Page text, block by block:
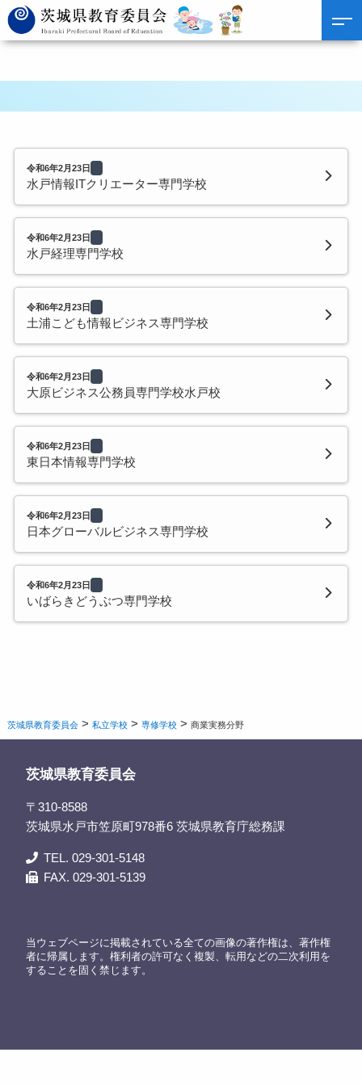
令和6年2月23日
水戸情報ITクリエーター専門学校
令和6年2月23日
水戸経理専門学校
令和6年2月23日
土浦こども情報ビジネス専門学校
令和6年2月23日
大原ビジネス公務員専門学校水戸校
令和6年2月23日
東日本情報専門学校
令和6年2月23日
日本グローバルビジネス専門学校
令和6年2月23日
いばらきどうぶつ専門学校
茨城県教育委員会 >私立学校 >専修学校 >商業実務分野
茨城県教育委員会
〒310-8588
茨城県水戸市笠原町978番6 茨城県教育庁総務課
TEL. 029-301-5148
FAX. 029-301-5139
当ウェブページに掲載されている全ての画像の著作権は、著作権
者に帰属します。権利者の許可なく複製、転用などの二次利用を
することを固く禁じます。